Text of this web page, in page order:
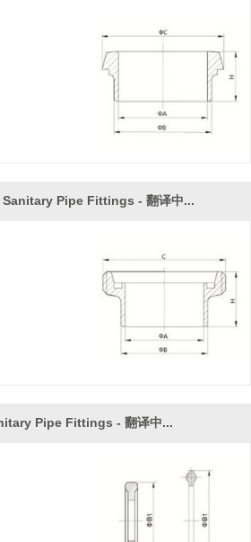
Pipe Fittings - 翻译中...
Pipe Fittings - 翻译中...